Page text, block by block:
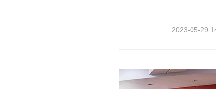
2023-05-29